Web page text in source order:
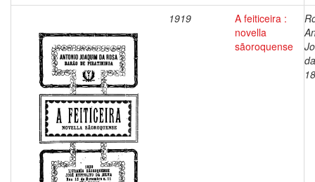
1919
A feiticeira :
novella
sãoroquense